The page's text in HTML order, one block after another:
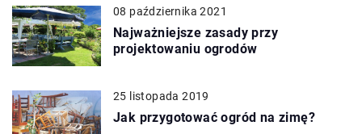
08 października 2021
Najważniejsze zasady przy
projektowaniu ogrodów
25 listopada 2019
Jak przygotować ogród na zimę?